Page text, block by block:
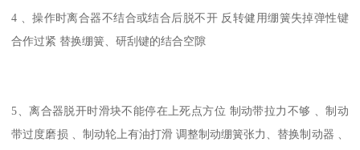
4 、操作时离合器不结合或结合后脱不开 反转健用绷簧失掉弹性键
合作过紧 替换绷簧、研刮键的结合空隙
5、离合器脱开时滑块不能停在上死点方位 制动带拉力不够 、制动
带过度磨损 、制动轮上有油打滑 调整制动绷簧张力、替换制动器 、